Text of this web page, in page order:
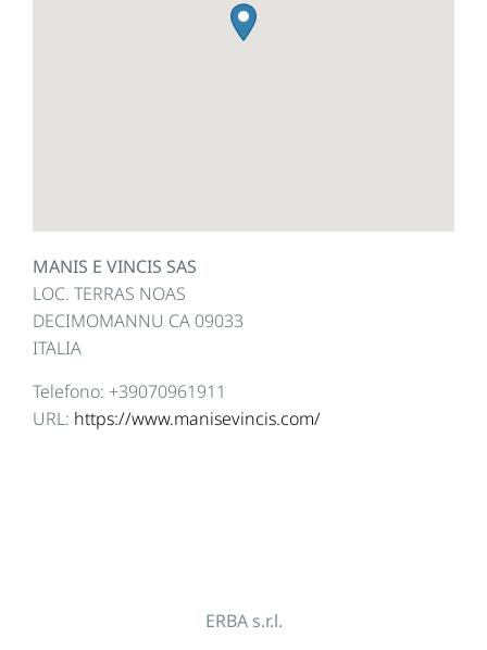
MANIS E VINCIS SAS
LOC. TERRAS NOAS
DECIMOMANNU CA 09033
ITALIA
Telefono: +39070961911
URL: https://www.manisevincis.com/
ERBA s.r.l.